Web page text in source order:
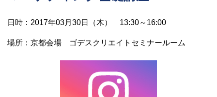
日時：2017年03月30日（木） 13:30～16:00
場所：京都会場 ゴデスクリエイトセミナールーム